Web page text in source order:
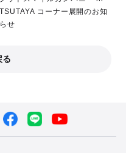
TSUTAYA コーナー展開のお知
らせ
る